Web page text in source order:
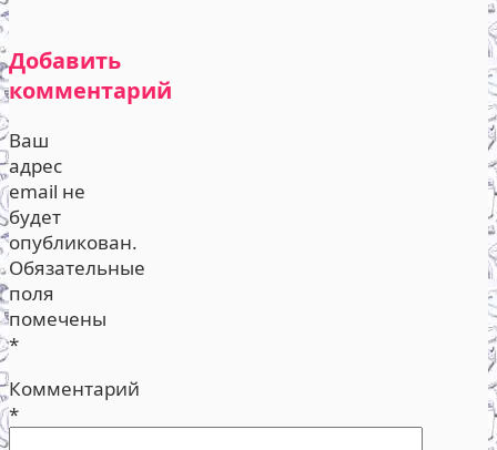
Добавить
комментарий
Ваш
адрес
email не
будет
опубликован.
Обязательные
поля
помечены
*
Комментарий
*